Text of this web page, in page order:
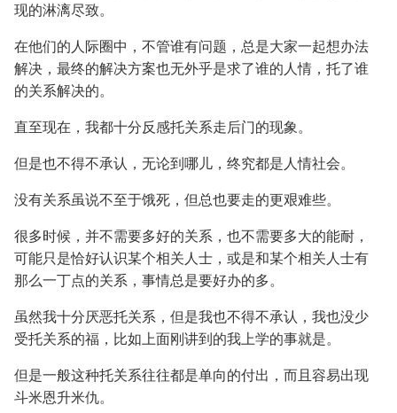
现的淋漓尽致。
在他们的人际圈中，不管谁有问题，总是大家一起想办法
解决，最终的解决方案也无外乎是求了谁的人情，托了谁
的关系解决的。
直至现在，我都十分反感托关系走后门的现象。
但是也不得不承认，无论到哪儿，终究都是人情社会。
没有关系虽说不至于饿死，但总也要走的更艰难些。
很多时候，并不需要多好的关系，也不需要多大的能耐，
可能只是恰好认识某个相关人士，或是和某个相关人士有
那么一丁点的关系，事情总是要好办的多。
虽然我十分厌恶托关系，但是我也不得不承认，我也没少
受托关系的福，比如上面刚讲到的我上学的事就是。
但是一般这种托关系往往都是单向的付出，而且容易出现
斗米恩升米仇。